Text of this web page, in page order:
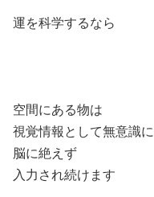
運を科学するなら
空間にある物は
視覚情報として無意識に
脳に絶えず
入力され続けます